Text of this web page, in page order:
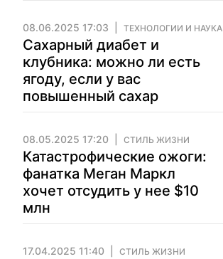
08.06.2025 17:03 ТЕХНОЛОГИИ И НАУКА
Сахарный диабет и
клубника: можно ли есть
ягоду, если у вас
повышенный сахар
08.05.2025 17:20 СТИЛЬ ЖИЗНИ
Катастрофические ожоги:
фанатка Меган Маркл
хочет отсудить у нее $10
млн
17.04.2025 11:40 СТИЛЬ ЖИЗНИ